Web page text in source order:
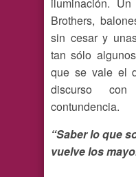
iluminación.
Brothers,
sin cesar y
tan sólo
que se vale el
discurso
contundencia.
“Saber lo que
vuelve los